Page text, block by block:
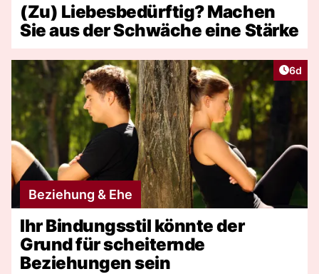
(Zu) Liebesbedürftig? Machen
Sie aus der Schwäche eine Stärke
6d
Beziehung & Ehe
Ihr Bindungsstil könnte der
Grund für scheiternde
Beziehungen sein